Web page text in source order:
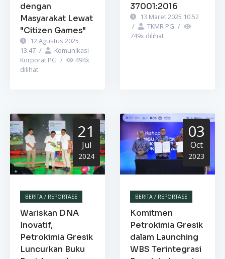
dengan
Masyarakat Lewat
"Citizen Games"
12 Agustus 2025
13:47 /
Komunikasi
Korporat PG / 494x
dilihat
37001:2016
13 Maret 2025 10:52
/
TKMR PG /
749x dilihat
21
Jul
2024
BERITA / REPORTASE
Wariskan DNA
Inovatif,
Petrokimia Gresik
Luncurkan Buku
03
Oct
2023
BERITA / REPORTASE
Komitmen
Petrokimia Gresik
dalam Launching
WBS Terintegrasi